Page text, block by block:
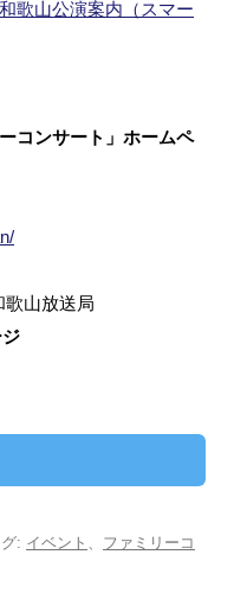
和歌山公演案内（スマー
コンサート」ホームペ
山放送局
: イベント
ファミリーコ